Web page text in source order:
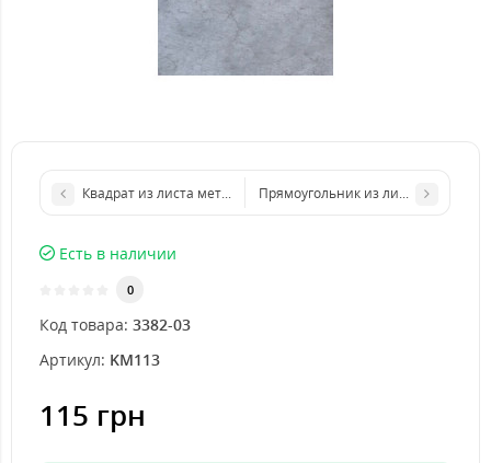
Квадрат из листа металла 1000х1000 мм размер толщина 1
Прямоугольник из листа
Есть в наличии
0
Код товара: 3382-03
Артикул: KM113
115 грн